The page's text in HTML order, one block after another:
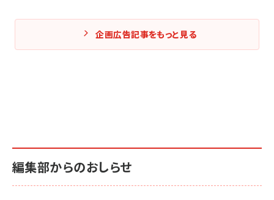
企画広告記事をもっと見る
編集部からのおしらせ